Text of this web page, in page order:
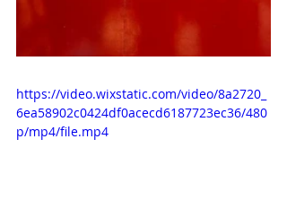
https://video.wixstatic.com/video/8a2720_
6ea58902c0424df0acecd6187723ec36/480
p/mp4/file.mp4